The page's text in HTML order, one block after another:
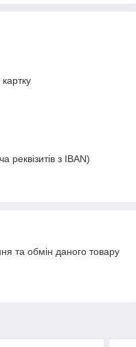
реквізитів з IBAN)
та обмін даного товару